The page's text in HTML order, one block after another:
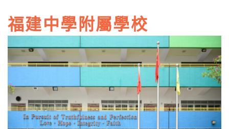
福建中學附屬學校